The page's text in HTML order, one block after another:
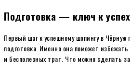
Подготовка — ключ к
Первый шаг к успешному шопингу в
подготовка. Именно она поможет
и бесполезных трат. Что можно сделать